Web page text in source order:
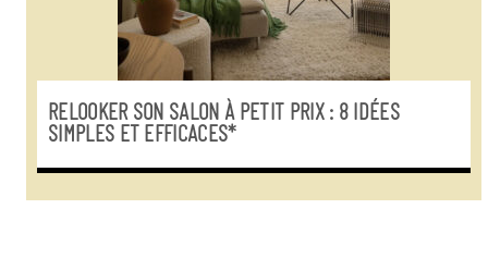
RELOOKER SON SALON À PETIT PRIX : 8 IDÉES
SIMPLES ET EFFICACES*